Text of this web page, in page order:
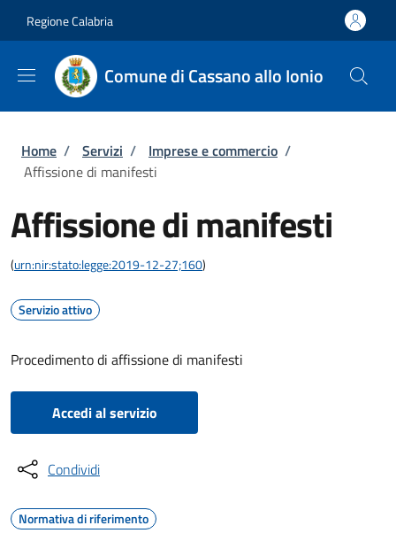
Regione Calabria
Comune di Cassano allo Ionio
Briciole di pane
Home / Servizi / Imprese e commercio /
Affissione di manifesti
Affissione di manifesti
(urn:nir:stato:legge:2019-12-27;160)
Servizio attivo
Procedimento di affissione di manifesti
Accedi al servizio
Condividi
Normativa di riferimento